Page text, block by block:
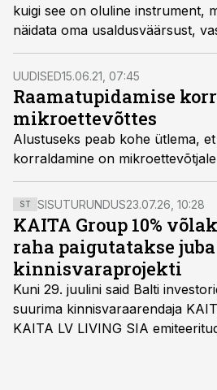
kuigi see on oluline instrument,
näidata oma usaldusväärsust,
arengupotentsiaali. Paraku on
ettevõtjaid, kes kirjutavad sellele
kõige tähtsamale aruandele alla
UUDISED15.06.21, 07:45
Raamatupidamise
mikroettevõttes
Alustuseks peab kohe ütlema,
korraldamine on
ST SISUTURUNDUS23.07.26, 10:28
KAITA Group 10%
raha paigutatakse
kinnisvaraprojekti
Kuni 29. juulini said Balti
suurima kinnisvaraarendaja
KAITA LV LIVING SIA